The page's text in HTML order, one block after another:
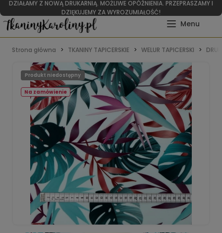
DZIAŁAMY Z NOWĄ DRUKARNIĄ. MOŻLIWE OPÓŹNIENIA. PRZEPRASZAMY I
DZIĘKUJEMY ZA WYROZUMIAŁOŚĆ!
Strona główna TKANINY TAPICERSKIE WELUR TAPICERSKI
Na zamówienie
Produkt niedostępny